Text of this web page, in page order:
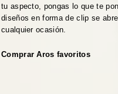
tu aspecto, pongas lo que te
diseños en forma de clip se
cualquier ocasión.
Comprar Aros favoritos